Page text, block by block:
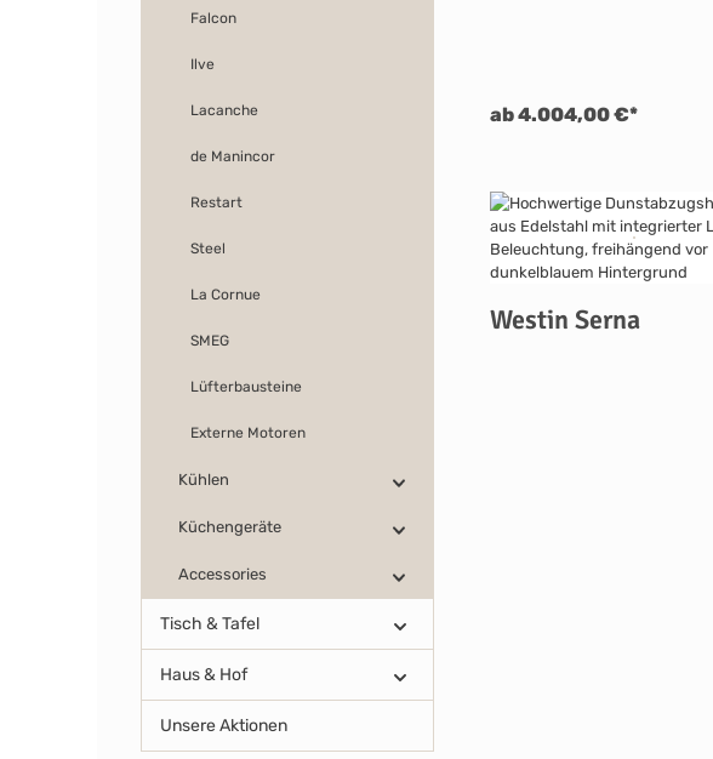
Falcon
Ilve
Lacanche
de Manincor
Restart
Steel
La Cornue
SMEG
Lüfterbausteine
Externe Motoren
Kühlen
Küchengeräte
Accessories
Tisch & Tafel
Haus & Hof
Unsere Aktionen
ab 4.004,00 €*
Westin Serna